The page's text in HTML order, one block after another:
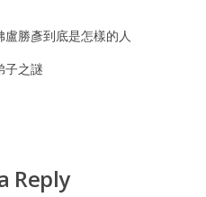
盧勝彥到底是怎樣的人
子之謎
Reply